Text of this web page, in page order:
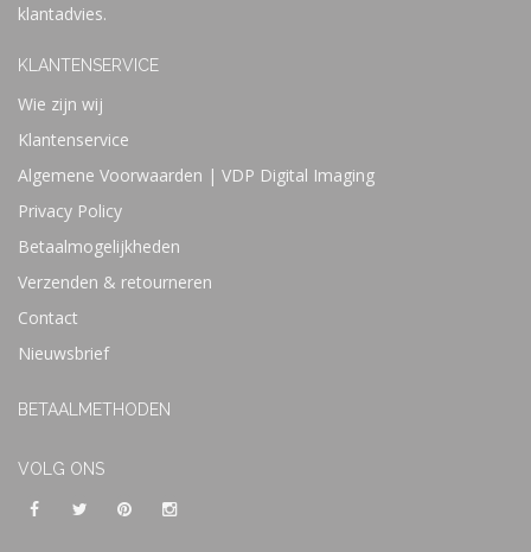
klantadvies.
KLANTENSERVICE
Wie zijn wij
Klantenservice
Algemene Voorwaarden | VDP Digital Imaging
Privacy Policy
Betaalmogelijkheden
Verzenden & retourneren
Contact
Nieuwsbrief
BETAALMETHODEN
VOLG ONS